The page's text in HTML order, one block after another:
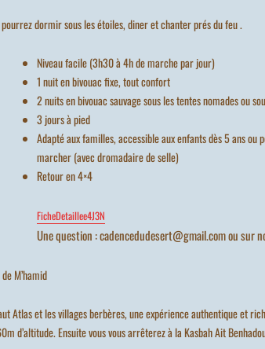
dormir sous les étoiles, diner et chanter prés du feu .
Niveau facile (3h30 à 4h de marche par jour)
1 nuit en bivouac fixe, tout confort
2 nuits en bivouac sauvage sous les tentes nomades ou
3 jours à pied
Adapté aux familles, accessible aux enfants dès 5 ans ou
marcher (avec dromadaire de selle)
Retour en 4×4
FicheDetaillee4J3N
Une question : cadencedudesert@gmail.com ou sur
M’hamid
Atlas et les villages berbères, une expérience authentique et
d’altitude. Ensuite vous vous arrêterez à la Kasbah Ait